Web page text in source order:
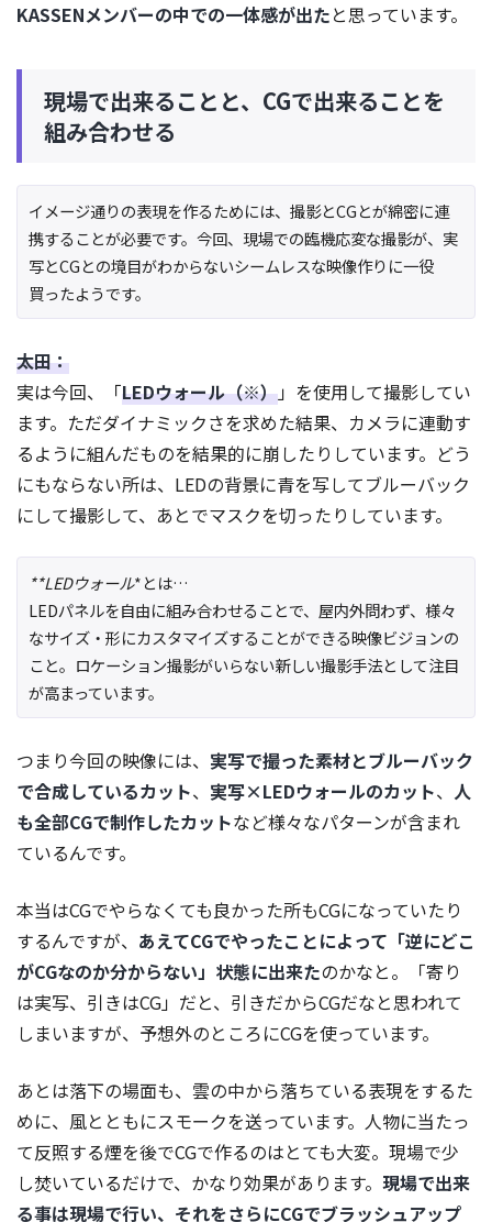
KASSENメンバーの中での一体感が出たと思っています。
現場で出来ることと、CGで出来ることを
組み合わせる
イメージ通りの表現を作るためには、撮影とCGとが綿密に連
携することが必要です。今回、現場での臨機応変な撮影が、実
写とCGとの境目がわからないシームレスな映像作りに一役
買ったようです。
太田：
実は今回、「LEDウォール（※）」を使用して撮影してい
ます。ただダイナミックさを求めた結果、カメラに連動す
るように組んだものを結果的に崩したりしています。どう
にもならない所は、LEDの背景に青を写してブルーバック
にして撮影して、あとでマスクを切ったりしています。
**LEDウォール*とは…
LEDパネルを自由に組み合わせることで、屋内外問わず、様々
なサイズ・形にカスタマイズすることができる映像ビジョンの
こと。ロケーション撮影がいらない新しい撮影手法として注目
が高まっています。
つまり今回の映像には、 実写で撮った素材とブルーバック
で合成しているカット、 実写×LEDウォールのカット、 人
も全部CGで制作したカットなど様々なパターンが含まれ
ているんです。
本当はCGでやらなくても良かった所もCGになっていたり
するんですが、 あえてCGでやったことによって「逆にどこ
がCGなのか分からない」状態に出来たのかなと。「寄り
は実写、引きはCG」だと、引きだからCGだなと思われて
しまいますが、予想外のところにCGを使っています。
あとは落下の場面も、雲の中から落ちている表現をするた
めに、風とともにスモークを送っています。人物に当たっ
て反照する煙を後でCGで作るのはとても大変。現場で少
し焚いているだけで、かなり効果があります。 現場で出来
る事は現場で行い、それをさらにCGでブラッシュアップ